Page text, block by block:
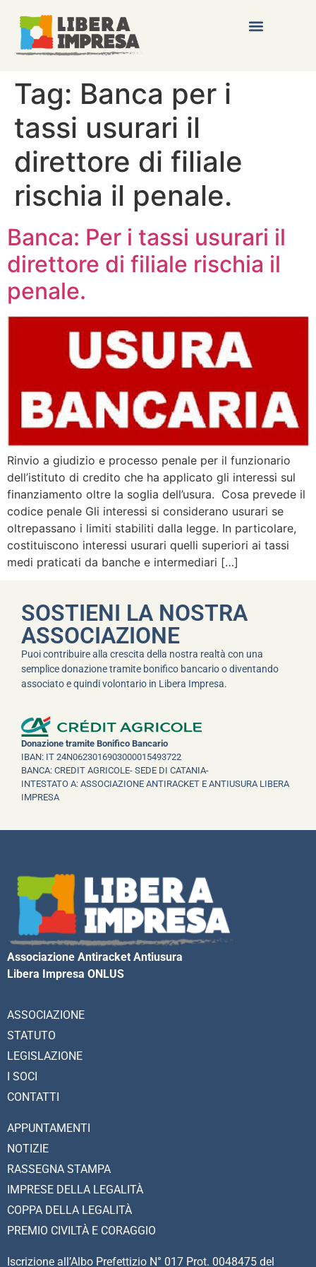
Tag: Banca per i
tassi usurari il
direttore di filiale
rischia il penale.
Banca: Per i tassi usurari il
direttore di filiale rischia il
penale.
Rinvio a giudizio e processo penale per il funzionario
dell’istituto di credito che ha applicato gli interessi sul
finanziamento oltre la soglia dell’usura. Cosa prevede il
codice penale Gli interessi si considerano usurari se
oltrepassano i limiti stabiliti dalla legge. In particolare,
costituiscono interessi usurari quelli superiori ai tassi
medi praticati da banche e intermediari […]
SOSTIENI LA NOSTRA
ASSOCIAZIONE
Puoi contribuire alla crescita della nostra realtà con una
semplice donazione tramite bonifico bancario o diventando
associato e quindi volontario in Libera Impresa.
Donazione tramite Bonifico Bancario
IBAN: IT 24N0623016903000015493722
BANCA: CREDIT AGRICOLE- SEDE DI CATANIA-
INTESTATO A: ASSOCIAZIONE ANTIRACKET E ANTIUSURA LIBERA
IMPRESA
Associazione Antiracket Antiusura
Libera Impresa ONLUS
ASSOCIAZIONE
STATUTO
LEGISLAZIONE
I SOCI
CONTATTI
APPUNTAMENTI
NOTIZIE
RASSEGNA STAMPA
IMPRESE DELLA LEGALITÀ
COPPA DELLA LEGALITÀ
PREMIO CIVILTÀ E CORAGGIO
Iscrizione all’Albo Prefettizio N° 017 Prot. 0048475 del